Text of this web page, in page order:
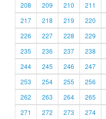
208
209 210 211
217
218 219 220
226
227 228 229
235
236 237 238
244
245 246 247
253
254 255 256
262
263 264 265
271
272 273 274